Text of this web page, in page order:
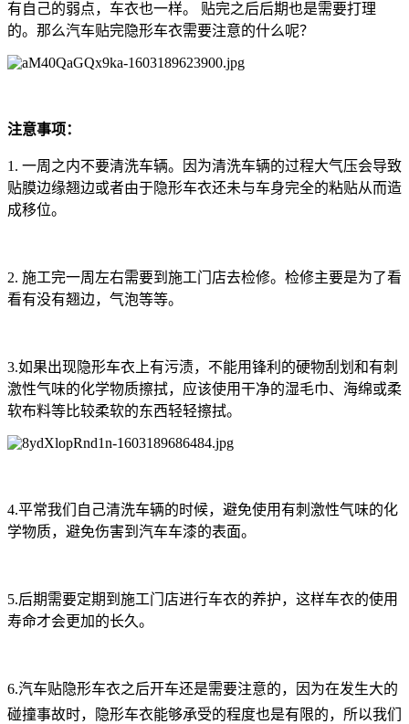
有自己的弱点，车衣也一样。 贴完之后后期也是需要打理
的。那么汽车贴完隐形车衣需要注意的什么呢？
注意事项：
1. 一周之内不要清洗车辆。因为清洗车辆的过程大气压会导致
贴膜边缘翘边或者由于隐形车衣还未与车身完全的粘贴从而造
成移位。
2. 施工完一周左右需要到施工门店去检修。检修主要是为了看
看有没有翘边，气泡等等。
3.如果出现隐形车衣上有污渍，不能用锋利的硬物刮划和有刺
激性气味的化学物质擦拭，应该使用干净的湿毛巾、海绵或柔
软布料等比较柔软的东西轻轻擦拭。
4.平常我们自己清洗车辆的时候，避免使用有刺激性气味的化
学物质，避免伤害到汽车车漆的表面。
5.后期需要定期到施工门店进行车衣的养护，这样车衣的使用
寿命才会更加的长久。
6.汽车贴隐形车衣之后开车还是需要注意的，因为在发生大的
碰撞事故时，隐形车衣能够承受的程度也是有限的，所以我们